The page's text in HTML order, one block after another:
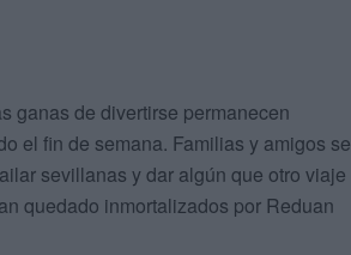
ganas de divertirse permanecen
el fin de semana. Familias y amigos se
sevillanas y dar algún que otro viaje
quedado inmortalizados por Reduan